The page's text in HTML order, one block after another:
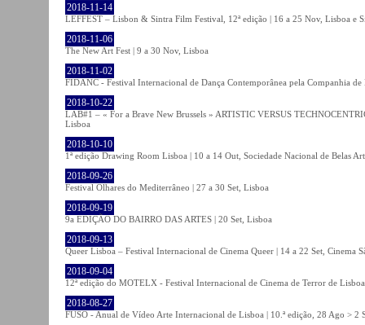
2018-11-14
LEFFEST – Lisbon & Sintra Film Festival, 12ª edição | 16 a 25 Nov, Lisboa e
2018-11-06
The New Art Fest | 9 a 30 Nov, Lisboa
2018-11-02
FIDANC - Festival Internacional de Dança Contemporânea pela Companhia
2018-10-22
LAB#1 – « For a Brave New Brussels » ARTISTIC VERSUS
Lisboa
2018-10-10
1ª edição Drawing Room Lisboa | 10 a 14 Out, Sociedade Nacional de Belas
2018-09-26
Festival Olhares do Mediterrâneo | 27 a 30 Set, Lisboa
2018-09-19
9a EDIÇÃO DO BAIRRO DAS ARTES | 20 Set, Lisboa
2018-09-13
Queer Lisboa – Festival Internacional de Cinema Queer | 14 a 22 Set, Cinema
2018-09-04
12ª edição do MOTELX - Festival Internacional de Cinema de Terror de
2018-08-27
FUSO - Anual de Vídeo Arte Internacional de Lisboa | 10.ª edição, 28 Ago > 2